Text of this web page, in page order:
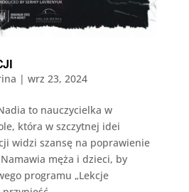
| wrz 23, 2024
Nadia to nauczycielka w
która w szczytnej idei
widzi szansę na poprawienie
męża i dzieci, by
programu „Lekcje